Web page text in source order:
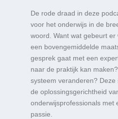
De rode draad in deze
voor het onderwijs in de
woord. Want wat gebeurt
een bovengemiddelde
gesprek gaat met een
naar de praktijk kan
systeem veranderen?
de oplossingsgerichtheid
onderwijsprofessionals met
passie.